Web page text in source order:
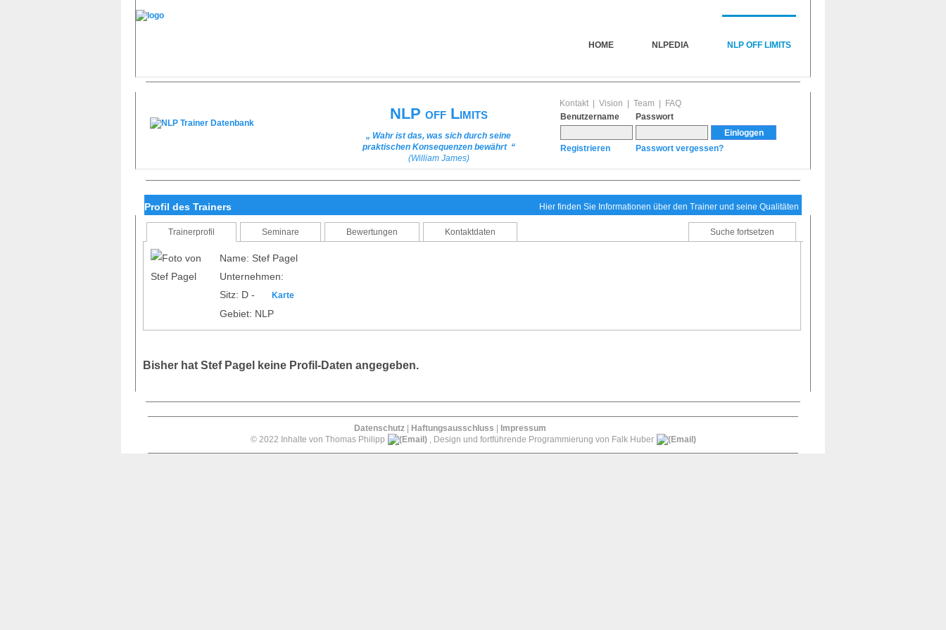
HOME NLPEDIA NLP OFF LIMITS
NLP off Limits
„ Wahr ist das, was sich durch seine
praktischen Konsequenzen bewährt “
(William James)
Kontakt Vision Team
FAQ
Benutzername
Passwort
Registrieren Passwort vergessen?
Profil des Trainers Hier finden Sie Informationen über den Trainer und seine Qualitäten
Trainerprofil Seminare Bewertungen Kontaktdaten Suche fortsetzen
Name: Stef Pagel
Unternehmen:
Sitz: D -
Karte
Gebiet: NLP
Bisher hat Stef Pagel keine Profil-Daten angegeben.
Datenschutz| Haftungsausschluss | Impressum
© 2022 Inhalte von Thomas Philipp
, Design und fortführende Programmierung von Falk Huber